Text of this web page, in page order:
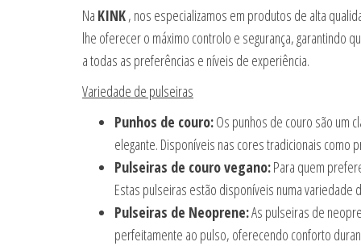
Na KINK, nos especializamos em produtos de alta
lhe oferecer o máximo controlo e segurança, garantindo
a todas as preferências e níveis de experiência.
Variedade de pulseiras
Punhos de couro:Os punhos de couro são um
elegante. Disponíveis nas cores tradicionais
Pulseiras de couro vegano:Para quem
Estas pulseiras estão disponíveis numa
Pulseiras de Neoprene:As pulseiras de
perfeitamente ao pulso, oferecendo conforto